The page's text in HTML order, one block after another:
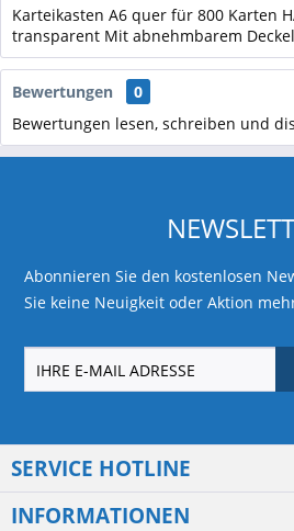
Karteikasten A6 quer für 800 Karten
transparent Mit abnehmbarem
Bewertungen
0
Bewertungen lesen, schreiben und
Abonnieren Sie den kostenlosen
Sie keine Neuigkeit oder Aktion
SERVICE HOTLINE
INFORMATIONEN